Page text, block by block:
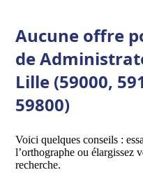
Aucune offre
de
Lille (59000,
59800)
Voici quelques conseils :
l’orthographe ou élargissez
recherche.